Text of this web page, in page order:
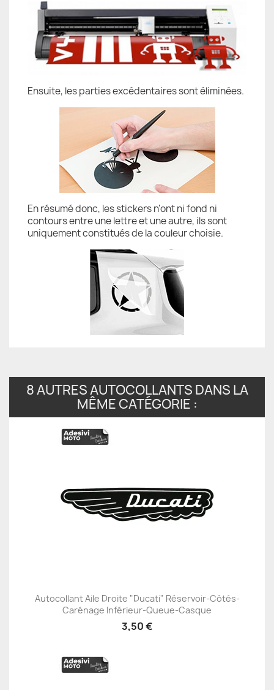
Ensuite, les parties excédentaires sont éliminées.
En résumé donc, les stickers n'ont ni fond ni
contours entre une lettre et une autre, ils sont
uniquement constitués de la couleur choisie.
8 AUTRES AUTOCOLLANTS DANS LA
MÊME CATÉGORIE :
Autocollant Aile Droite "Ducati" Réservoir-Côtés-
Carénage Inférieur-Queue-Casque
3,50 €